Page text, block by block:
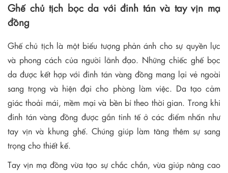
Ghế chủ tịch bọc da với đinh tán và tay vịn mạ
đồng
Ghế chủ tịch là một biểu tượng phản ánh cho sự quyền lực
và phong cách của người lãnh đạo. Những chiếc ghế bọc
da được kết hợp với đinh tán vàng đồng mang lại vẻ ngoài
sang trọng và hiện đại cho phòng làm việc. Da tạo cảm
giác thoải mái, mềm mại và bền bỉ theo thời gian. Trong khi
đinh tán vàng đồng được gắn tinh tế ở các điểm nhấn như
tay vịn và khung ghế. Chúng giúp làm tăng thêm sự sang
trọng cho thiết kế.
Tay vịn mạ đồng vừa tạo sự chắc chắn, vừa giúp nâng cao